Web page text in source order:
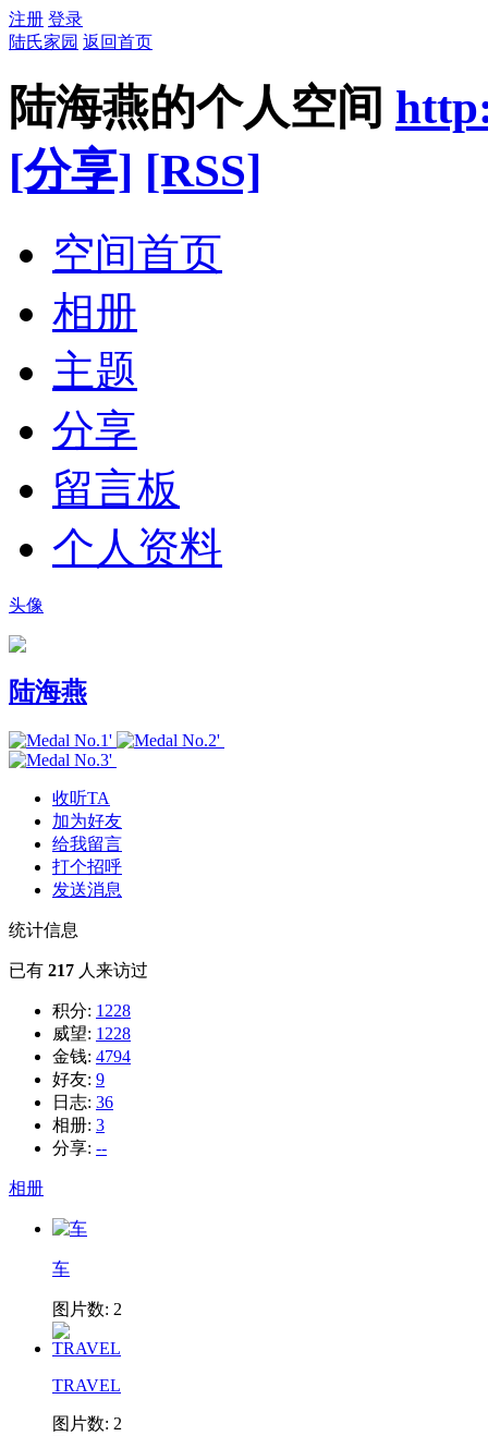
注册 登录
陆氏家园 返回首页
陆海燕的个人空间
[分享] [RSS]
空间首页
相册
主题
分享
留言板
个人资料
头像
陆海燕
收听TA
加为好友
给我留言
打个招呼
发送消息
统计信息
已有 217 人来访过
积分: 1228
威望: 1228
金钱: 4794
好友: 9
日志: 36
相册: 3
分享: --
相册
车
图片数: 2
TRAVEL
图片数: 2